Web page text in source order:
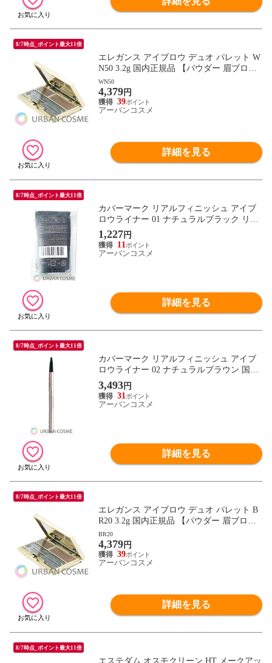
8/7時点_ポイント最大11倍
エレガンス アイブロウ デュオ パレット W
N50 3.2g 国内正規品 【パウダー 眉ブロ
ウ】
WN50
4,379円
39
アーバンコスメ
詳細を見る
8/7時点_ポイント最大11倍
カバーマーク リアルフィニッシュ アイブ
ロウライナー 01 ナチュラルブラック リフ
ィル 国内正規品
1,227 円
11
アーバンコスメ
詳細を見る
8/7時点_ポイント最大11倍
カバーマーク リアルフィニッシュ アイブ
ロウライナー 02 ナチュラルブラウン 国内
正規品
3,493円
31
アーバンコスメ
詳細を見る
8/7時点_ポイント最大11倍
エレガンス アイブロウ デュオ パレット B
R20 3.2g 国内正規品 【パウダー 眉ブロ
ウ】
BR20
4,379円
39
アーバンコスメ
詳細を見る
8/7時点_ポイント最大11倍
エステダム オスモクリーン HT メークアッ